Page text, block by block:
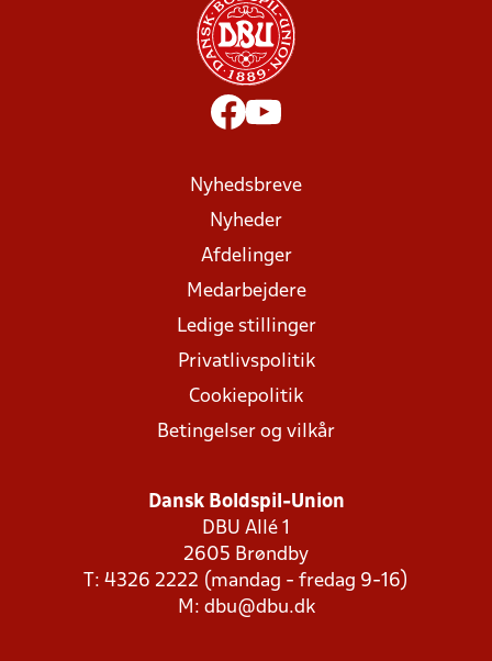
Nyhedsbreve
Nyheder
Afdelinger
Medarbejdere
Ledige stillinger
Privatlivspolitik
Cookiepolitik
Betingelser og vilkår
Dansk Boldspil-Union
DBU Allé 1
2605 Brøndby
T: 4326 2222 (mandag - fredag 9-16)
M: dbu@dbu.dk